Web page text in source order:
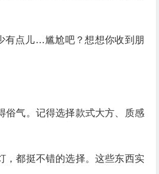
有点儿…尴尬吧？想想你收到朋
俗气。记得选择款式大方、质感
，都挺不错的选择。这些东西实